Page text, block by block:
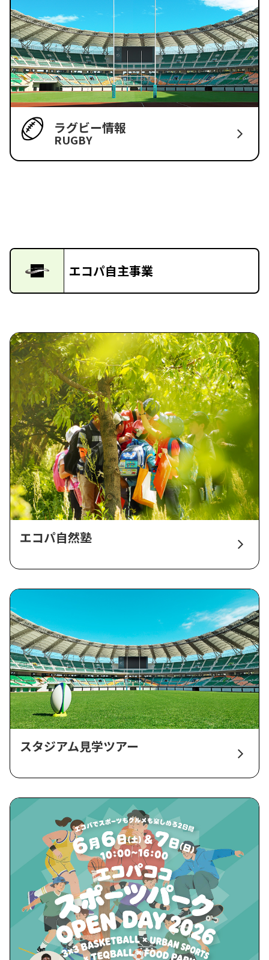
ラグビー情報
RUGBY
エコパ自主事業
エコパ自然塾
スタジアム見学ツアー